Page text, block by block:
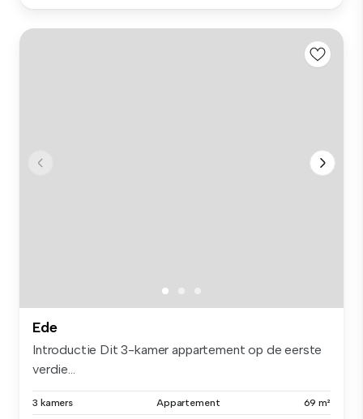
Ede
Introductie Dit 3-kamer appartement op de eerste
verdie...
3 kamers Appartement 69 m²